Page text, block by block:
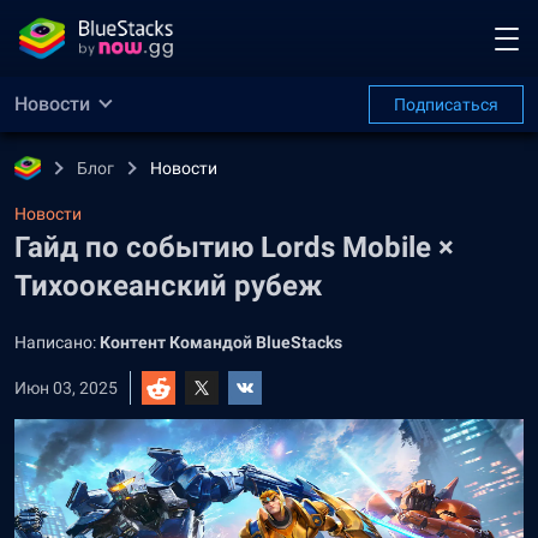
Новости Подписаться
Блог Новости
Новости
Гайд по событию Lords Mobile ×
Тихоокеанский рубеж
Написано: Контент Командой BlueStacks
Июн 03, 2025